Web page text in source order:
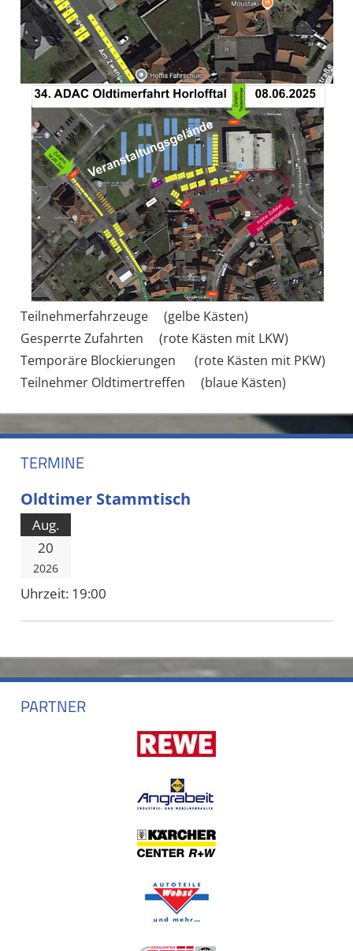
Teilnehmerfahrzeuge (gelbe Kästen)
Gesperrte Zufahrten (rote Kästen mit LKW)
Temporäre Blockierungen (rote Kästen mit PKW)
Teilnehmer Oldtimertreffen (blaue Kästen)
TERMINE
Oldtimer Stammtisch
Aug.
20
2026
Uhrzeit: 19:00
PARTNER